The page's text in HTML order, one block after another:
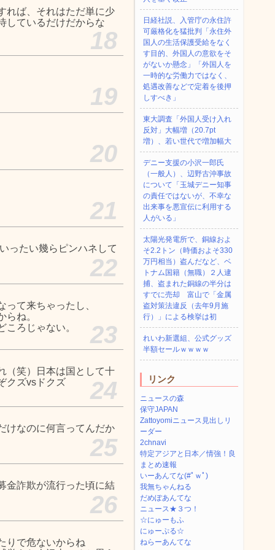
れば、それはただ単に少
しているだけだからな
18
19
20
21
ったい幾らピンハネして
22
て来ちゃったし、
らね。
ろじゃない。
23
（笑）日本は国として十
クズvsドクズ
24
けなのに何言ってんだか
25
金詐欺が流行った頃に結
26
りで危ないからね
日経社説、入管庁の永住許
可厳格化を猛批判「永住外
国人の生活保護受給をなく
す目的、外国人の意欲をそ
がないか懸念」「外国人を
一時的な労働力ではなく、
処遇改善などで定着を後押
しすべき」
東大調査「外国人受け入れ
反対」大幅増（20.7pt
増）、若い世代で増加幅大
デニー支援の小沢一郎氏
（一般人）、辺野古沖事故
について「玉城デニー知事
の責任ではないが、不幸な
出来事を悪宣伝に利用する
人がいる」
太陽光発電所で、銅線およ
そ2.2トン（時価およそ330
万円相当）盗んだなど、ベ
トナム国籍（無職）２人逮
捕、盗まれた銅線の半分は
すでに売却 富山で「金属
盗対策法違反（去年9月施
行）」による検挙は初
れいわ新選組、公式グッズ
半額セールｗｗｗｗ
リンク
ニュースの森
保守JAPAN
Zattoyomiニュース見出しリ
ーダー
2chnavi
特定アジアと日本／情強！良
まとめ速報
いーあんてな(#ﾟｗﾟ)
我無ちゃんねる
だめぽあんてな
ニュース★３つ！
☆にゅーもふ
にゅーぷる☆
ねらーあんてな